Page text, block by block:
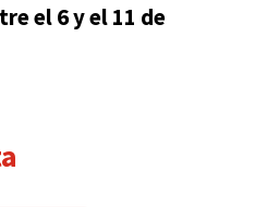
el 6 y el 11 de